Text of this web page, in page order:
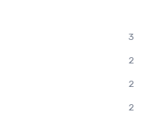
3
2
2
2